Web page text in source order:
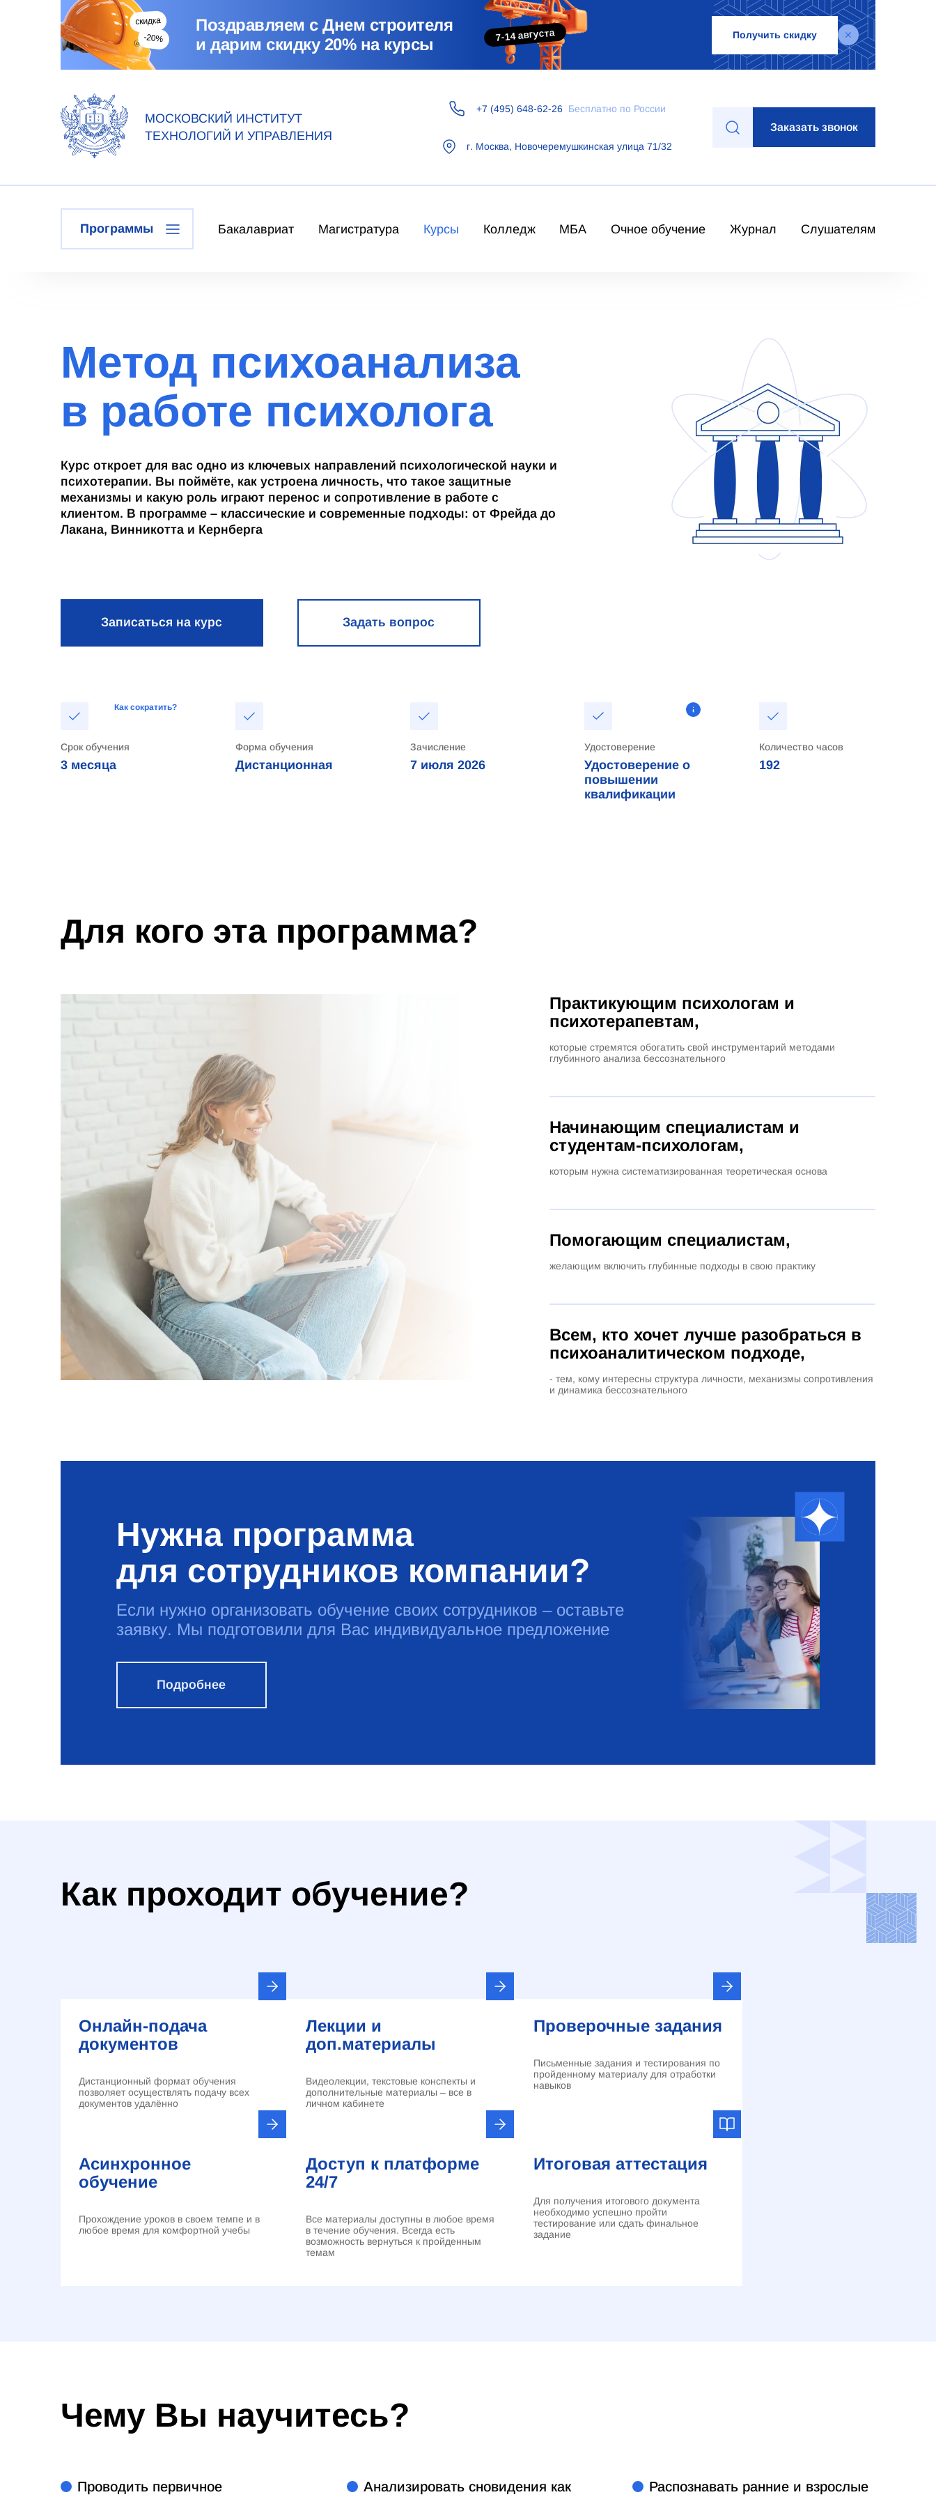
Поздравляем с Днем строителя
и дарим скидку 20% на курсы
7-14 августа Получить скидку
МОСКОВСКИЙ ИНСТИТУТ
ТЕХНОЛОГИЙ И УПРАВЛЕНИЯ
+7 (495) 648-62-26 Бесплатно по России
г. Москва, Новочеремушкинская улица 71/32
Заказать звонок
Программы Бакалавриат Магистратура Курсы Колледж МБА Очное обучение Журнал Слушателям
Метод психоанализа
в работе психолога
Курс откроет для вас одно из ключевых направлений психологической науки и
психотерапии. Вы поймёте, как устроена личность, что такое защитные
механизмы и какую роль играют перенос и сопротивление в работе с
клиентом. В программе – классические и современные подходы: от Фрейда до
Лакана, Винникотта и Кернберга
Записаться на курс Задать вопрос
Как сократить?
Срок обучения
3 месяца
Форма обучения
Дистанционная
Зачисление
7 июля 2026
Удостоверение
Удостоверение о
повышении
квалификации
Количество часов
192
Для кого эта программа?
Практикующим психологам и
психотерапевтам,
которые стремятся обогатить свой инструментарий методами
глубинного анализа бессознательного
Начинающим специалистам и
студентам-психологам,
которым нужна систематизированная теоретическая основа
Помогающим специалистам,
желающим включить глубинные подходы в свою практику
Всем, кто хочет лучше разобраться в
психоаналитическом подходе,
- тем, кому интересны структура личности, механизмы сопротивления
и динамика бессознательного
Нужна программа
для сотрудников компании?
Если нужно организовать обучение своих сотрудников – оставьте
заявку. Мы подготовили для Вас индивидуальное предложение
Подробнее
Как проходит обучение?
Онлайн-подача
документов
Дистанционный формат обучения
позволяет осуществлять подачу всех
документов удалённо
Лекции и
доп.материалы
Видеолекции, текстовые конспекты и
дополнительные материалы – все в
личном кабинете
Проверочные задания
Письменные задания и тестирования по
пройденному материалу для отработки
навыков
Асинхронное
обучение
Прохождение уроков в своем темпе и в
любое время для комфортной учебы
Доступ к платформе
24/7
Все материалы доступны в любое время
в течение обучения. Всегда есть
возможность вернуться к пройденным
темам
Итоговая аттестация
Для получения итогового документа
необходимо успешно пройти
тестирование или сдать финальное
задание
Чему Вы научитесь?
Проводить первичное
Анализировать сновидения как
Распознавать ранние и взрослые